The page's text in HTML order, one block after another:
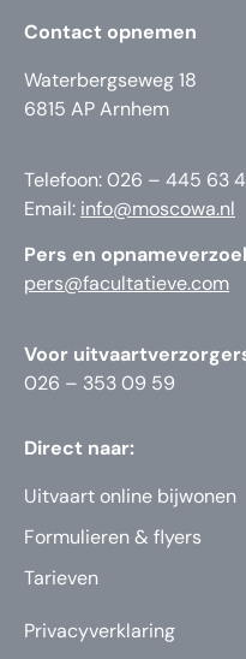
Contact opnemen
Waterbergseweg 18
6815 AP Arnhem
Telefoon: 026 – 445 63
Email: info@moscowa.nl
Pers en
pers@facultatieve.com
Voor
026 – 353 09 59
Direct naar:
Uitvaart online bijwonen
Formulieren & flyers
Tarieven
Privacyverklaring